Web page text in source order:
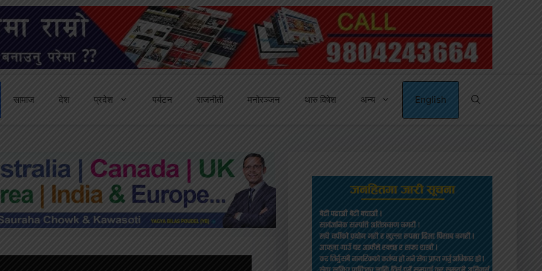
सामाज देश प्रदेश पर्यटन राजनीती मनोरञ्जन थारु विषेश अन्य English